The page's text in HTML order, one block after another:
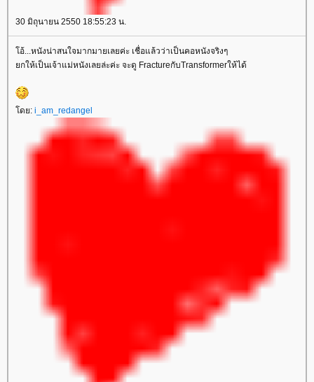
30 มิถุนายน 2550 18:55:23 น.
อ้...หนังน่าสนใจมากมายเลยค่ะ เชื่อแล้วว่าเป็นคอหนังจริงๆ
กให้เป็นเจ้าแม่หนังเลยล่ะค่ะ จะดู FractureกับTransformerให้ได้
ดย: i_am_redangel